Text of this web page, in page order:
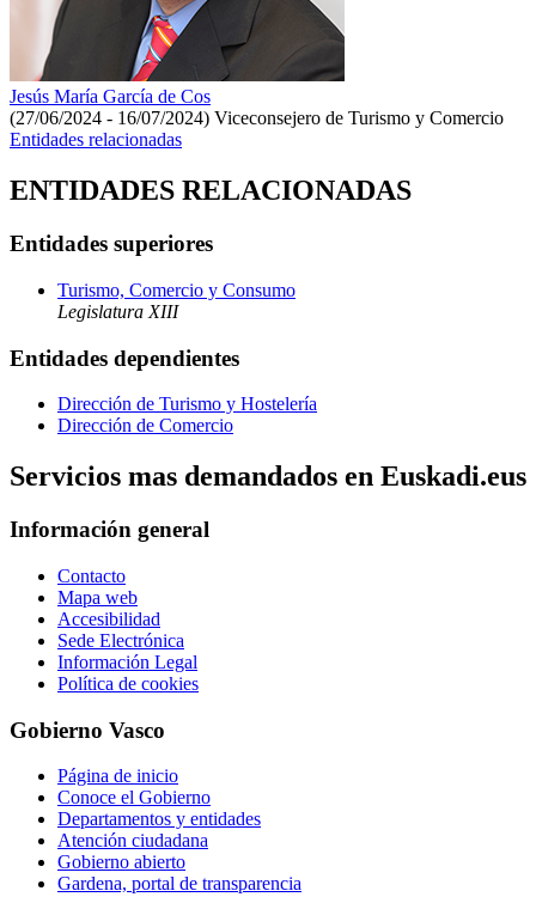
Jesús María García de Cos
(27/06/2024 - 16/07/2024) Viceconsejero de Turismo y Comercio
Entidades relacionadas
ENTIDADES RELACIONADAS
Entidades superiores
Turismo, Comercio y Consumo
Legislatura XIII
Entidades dependientes
Dirección de Turismo y Hostelería
Dirección de Comercio
Servicios mas demandados en Euskadi.eus
Información general
Contacto
Mapa web
Accesibilidad
Sede Electrónica
Información Legal
Política de cookies
Gobierno Vasco
Página de inicio
Conoce el Gobierno
Departamentos y entidades
Atención ciudadana
Gobierno abierto
Gardena, portal de transparencia